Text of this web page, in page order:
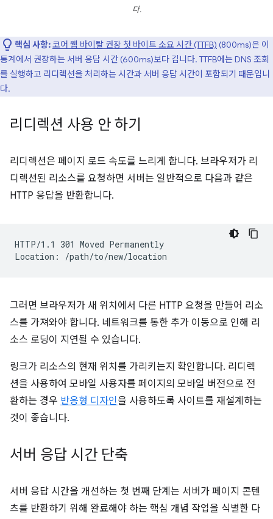
다.
핵심 사항:코어 웹 바이탈 권장 첫 바이트 소요 시간 (TTFB) (800ms)은 이
통계에서 권장하는 서버 응답 시간 (600ms)보다 깁니다. TTFB에는 DNS 조회
를 실행하고 리디렉션을 처리하는 시간과 서버 응답 시간이 포함되기 때문입니
다.
리디렉션 사용 안 하기
리디렉션은 페이지 로드 속도를 느리게 합니다. 브라우저가 리
디렉션된 리소스를 요청하면 서버는 일반적으로 다음과 같은
HTTP 응답을 반환합니다.
HTTP/1.1 301 Moved Permanently
그러면 브라우저가 새 위치에서 다른 HTTP 요청을 만들어 리소
스를 가져와야 합니다. 네트워크를 통한 추가 이동으로 인해 리
소스 로딩이 지연될 수 있습니다.
링크가 리소스의 현재 위치를 가리키는지 확인합니다. 리디렉
션을 사용하여 모바일 사용자를 페이지의 모바일 버전으로 전
환하는 경우 반응형 디자인을 사용하도록 사이트를 재설계하는
것이 좋습니다.
서버 응답 시간 단축
서버 응답 시간을 개선하는 첫 번째 단계는 서버가 페이지 콘텐
츠를 반환하기 위해 완료해야 하는 핵심 개념 작업을 식별한 다